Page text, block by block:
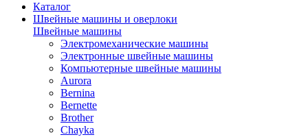
Каталог
Швейные машины и оверлоки
Швейные машины
Электромеханические машины
Электронные швейные машины
Компьютерные швейные машины
Aurora
Bernina
Bernette
Brother
Chayka